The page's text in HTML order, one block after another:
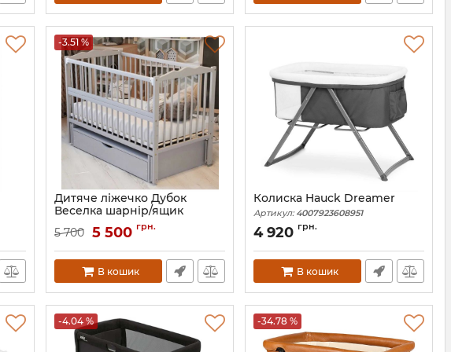
-3.51 %
Дитяче ліжечко Дубок
Веселка шарнір/ящик
Артикул:9800-DVsS-07
5 700 5 500 грн.
В кошик
Колиска Hauck Dreamer
Артикул:4007923608951
4 920 грн.
В кошик
-4.04 % -34.78 %